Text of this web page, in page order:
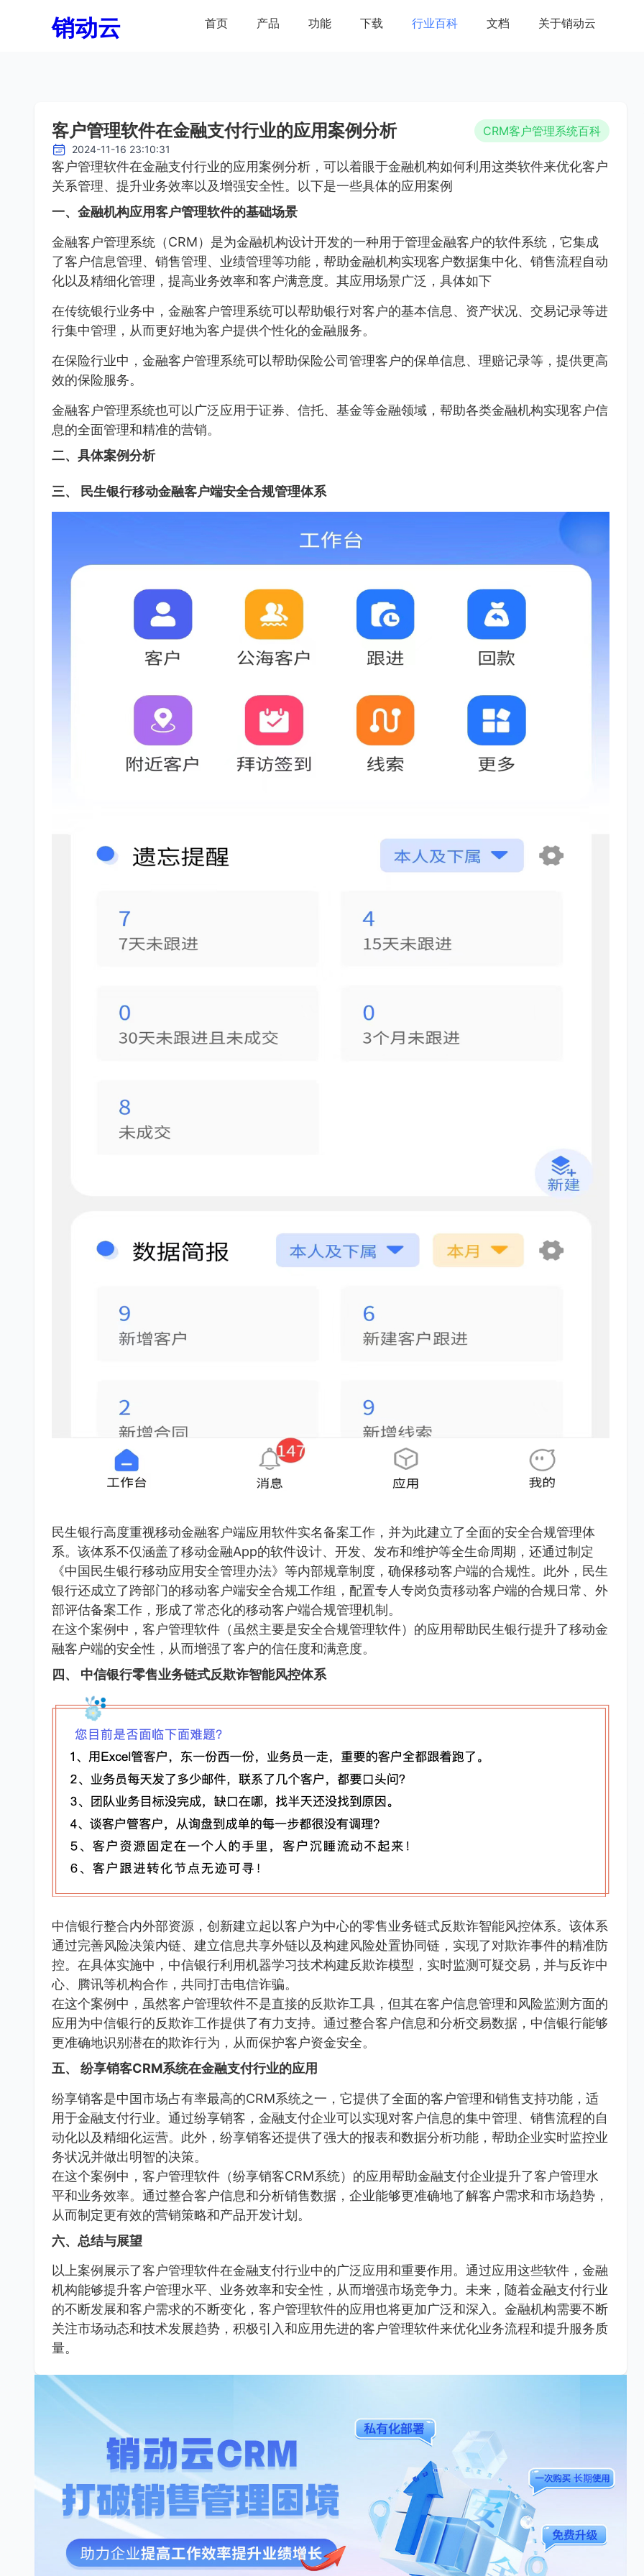
销动云 首页 产品 功能 下载 行业百科 文档 关于销动云
客户管理软件在金融支付行业的应用案例分析 CRM客户管理系统百科
2024-11-16 23:10:31
客户管理软件在金融支付行业的应用案例分析，可以着眼于金融机构如何利用这类软件来优化客户
关系管理、提升业务效率以及增强安全性。以下是一些具体的应用案例
一、金融机构应用客户管理软件的基础场景
金融客户管理系统（CRM）是为金融机构设计开发的一种用于管理金融客户的软件系统，它集成
了客户信息管理、销售管理、业绩管理等功能，帮助金融机构实现客户数据集中化、销售流程自动
化以及精细化管理，提高业务效率和客户满意度。其应用场景广泛，具体如下
在传统银行业务中，金融客户管理系统可以帮助银行对客户的基本信息、资产状况、交易记录等进
行集中管理，从而更好地为客户提供个性化的金融服务。
在保险行业中，金融客户管理系统可以帮助保险公司管理客户的保单信息、理赔记录等，提供更高
效的保险服务。
金融客户管理系统也可以广泛应用于证券、信托、基金等金融领域，帮助各类金融机构实现客户信
息的全面管理和精准的营销。
二、具体案例分析
三、 民生银行移动金融客户端安全合规管理体系
民生银行高度重视移动金融客户端应用软件实名备案工作，并为此建立了全面的安全合规管理体
系。该体系不仅涵盖了移动金融App的软件设计、开发、发布和维护等全生命周期，还通过制定
《中国民生银行移动应用安全管理办法》等内部规章制度，确保移动客户端的合规性。此外，民生
银行还成立了跨部门的移动客户端安全合规工作组，配置专人专岗负责移动客户端的合规日常、外
部评估备案工作，形成了常态化的移动客户端合规管理机制。
在这个案例中，客户管理软件（虽然主要是安全合规管理软件）的应用帮助民生银行提升了移动金
融客户端的安全性，从而增强了客户的信任度和满意度。
四、 中信银行零售业务链式反欺诈智能风控体系
中信银行整合内外部资源，创新建立起以客户为中心的零售业务链式反欺诈智能风控体系。该体系
通过完善风险决策内链、建立信息共享外链以及构建风险处置协同链，实现了对欺诈事件的精准防
控。在具体实施中，中信银行利用机器学习技术构建反欺诈模型，实时监测可疑交易，并与反诈中
心、腾讯等机构合作，共同打击电信诈骗。
在这个案例中，虽然客户管理软件不是直接的反欺诈工具，但其在客户信息管理和风险监测方面的
应用为中信银行的反欺诈工作提供了有力支持。通过整合客户信息和分析交易数据，中信银行能够
更准确地识别潜在的欺诈行为，从而保护客户资金安全。
五、 纷享销客CRM系统在金融支付行业的应用
纷享销客是中国市场占有率最高的CRM系统之一，它提供了全面的客户管理和销售支持功能，适
用于金融支付行业。通过纷享销客，金融支付企业可以实现对客户信息的集中管理、销售流程的自
动化以及精细化运营。此外，纷享销客还提供了强大的报表和数据分析功能，帮助企业实时监控业
务状况并做出明智的决策。
在这个案例中，客户管理软件（纷享销客CRM系统）的应用帮助金融支付企业提升了客户管理水
平和业务效率。通过整合客户信息和分析销售数据，企业能够更准确地了解客户需求和市场趋势，
从而制定更有效的营销策略和产品开发计划。
六、总结与展望
以上案例展示了客户管理软件在金融支付行业中的广泛应用和重要作用。通过应用这些软件，金融
机构能够提升客户管理水平、业务效率和安全性，从而增强市场竞争力。未来，随着金融支付行业
的不断发展和客户需求的不断变化，客户管理软件的应用也将更加广泛和深入。金融机构需要不断
关注市场动态和技术发展趋势，积极引入和应用先进的客户管理软件来优化业务流程和提升服务质
量。